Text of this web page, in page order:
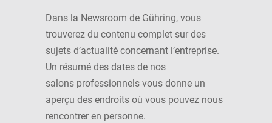
Dans la Newsroom de Gühring, vous
trouverez du contenu complet sur des
sujets d’actualité concernant l’entreprise.
Un résumé des dates de nos
salons professionnels vous donne un
aperçu des endroits où vous pouvez nous
rencontrer en personne.